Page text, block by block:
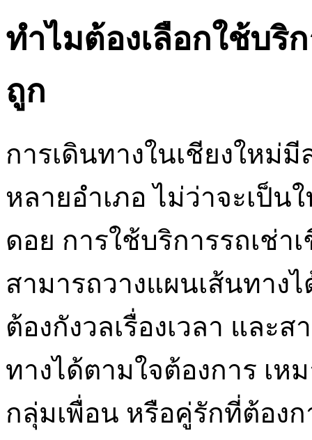
ทำไมต้องเลือกใช้บริ
ถูก
การเดินทางในเชียงใหม่
หลายอำเภอ ไม่ว่าจะเป็
ดอย การใช้บริการรถเช่
สามารถวางแผนเส้นทาง
ต้องกังวลเรื่องเวลา และ
ทางได้ตามใจต้องการ เห
กลุ่มเพื่อน หรือคู่รักที่ต้อง